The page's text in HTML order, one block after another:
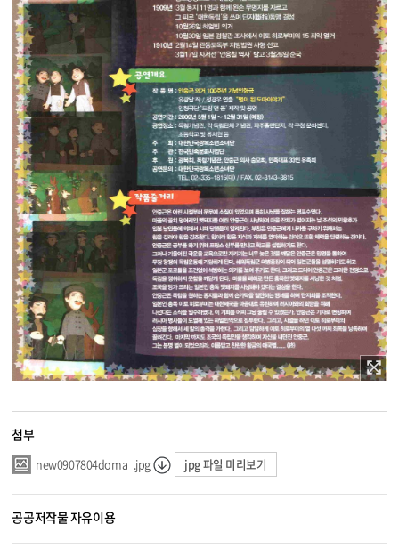
첨부
new0907804doma_.jpg jpg 파일 미리보기
공공저작물 자유이용